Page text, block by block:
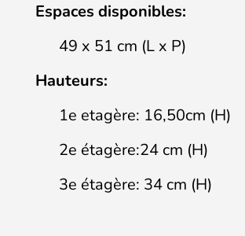
Espaces disponibles:
49 x 51 cm (L x P)
Hauteurs:
1e etagère: 16,50cm (H)
2e étagère:24 cm (H)
3e étagère: 34 cm (H)